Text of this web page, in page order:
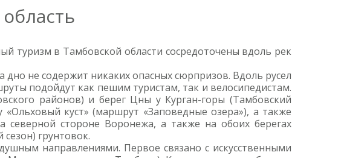
туризм в Тамбовской области сосредоточены вдоль рек
не содержит никаких опасных сюрпризов. Вдоль русел
подойдут как пешим туристам, так и велосипедистам.
районов) и берег Цны у Курган-горы (Тамбовский
куст» (маршрут «Заповедные озера»), а также
стороне Воронежа, а также на обоих берегах
грунтовок.
направлениями. Первое связано с искусственными